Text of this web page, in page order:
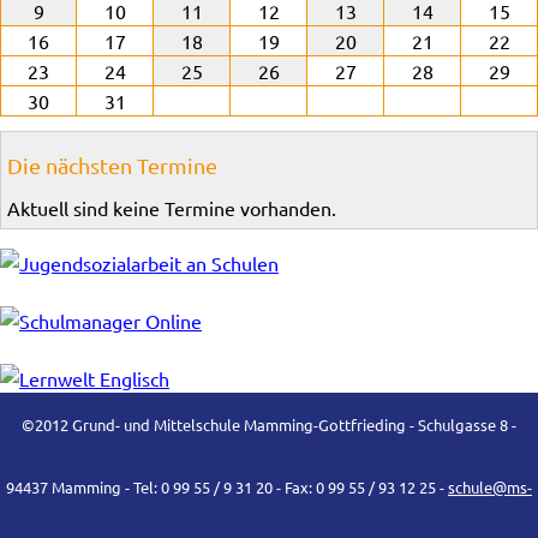
9
10 11 12 13 14
15
16
17 18 19 20 21
22
23
24 25 26 27 28
29
30
31
Die nächsten Termine
Aktuell sind keine Termine vorhanden.
©2012 Grund- und Mittelschule Mamming-Gottfrieding - Schulgasse 8 -
94437 Mamming - Tel: 0 99 55 / 9 31 20 - Fax: 0 99 55 / 93 12 25 -schule@ms-